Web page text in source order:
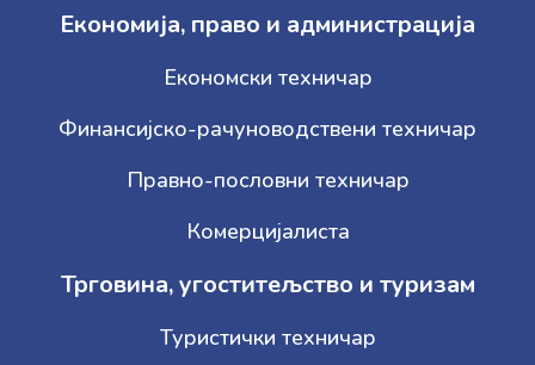
Економија, право и администрација
Економски техничар
Финансијско-рачуноводствени техничар
Правно-пословни техничар
Комерцијалиста
Трговина, угоститељство и туризам
Туристички техничар